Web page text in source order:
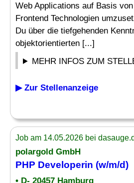
Web Applications auf Basis
Frontend Technologien
Du über die tiefgehenden
objektorientierten [...]
MEHR INFOS ZUM
▶ Zur Stellenanzeige
Job am 14.05.2026 bei
polargold GmbH
PHP Developerin (w/m/d)
• D- 20457 Hamburg